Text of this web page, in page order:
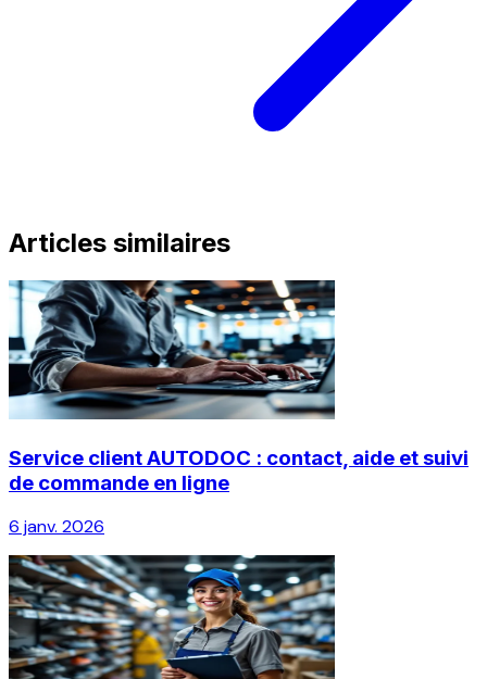
Articles similaires
Service client AUTODOC : contact, aide et suivi
de commande en ligne
6 janv. 2026